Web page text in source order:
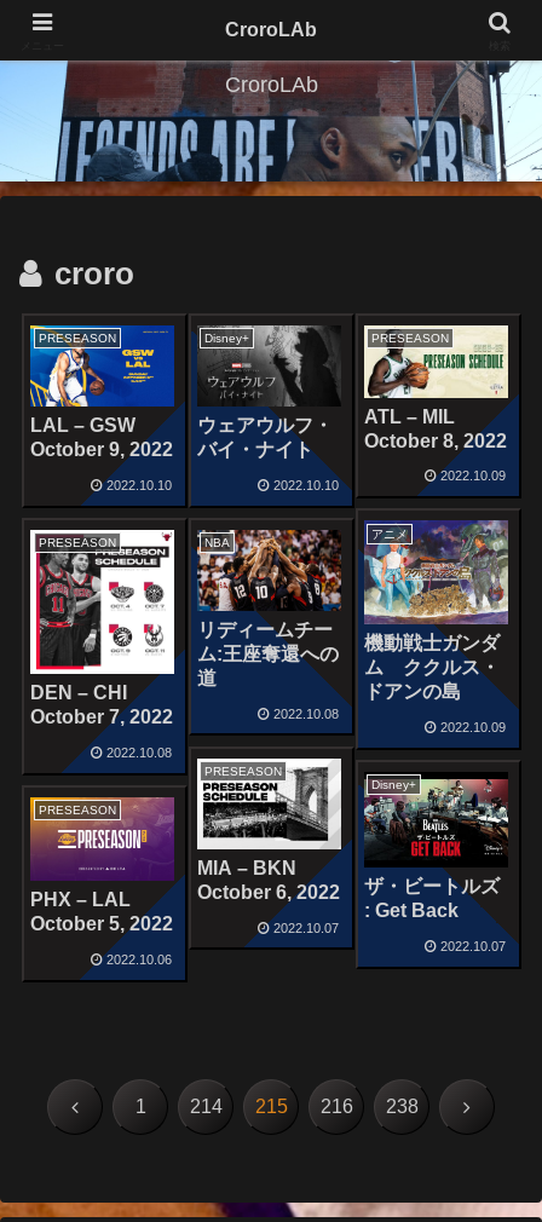
CroroLAb
croro
PRESEASON
LAL – GSW
October 9, 2022
2022.10.10
Disney+
ウェアウルフ・
バイ・ナイト
2022.10.10
PRESEASON
ATL – MIL
October 8, 2022
2022.10.09
アニメ
機動戦士ガンダ
ム ククルス・
ドアンの島
2022.10.09
PRESEASON
DEN – CHI
October 7, 2022
2022.10.08
NBA
リディームチー
ム:王座奪還への
道
2022.10.08
PRESEASON
MIA – BKN
October 6, 2022
2022.10.07
Disney+
ザ・ビートルズ
: Get Back
2022.10.07
PRESEASON
PHX – LAL
October 5, 2022
2022.10.06
前 1 214 215 216 238 次
CroroLAb